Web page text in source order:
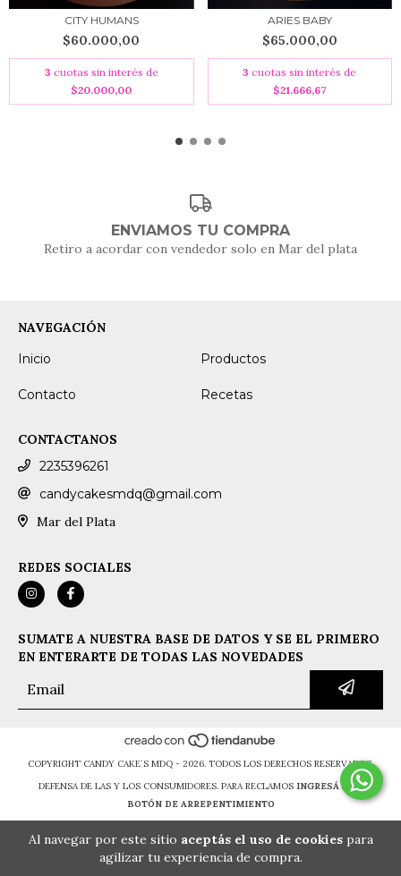
Al navegar por este sitio aceptás el uso de cookiespara
agilizar tu experiencia de compra.
CITY HUMANS
$60.000,00
3 cuotas sin interés de
$20.000,00
ARIES BABY
$65.000,00
3 cuotas sin interés de
$21.666,67
ENVIAMOS TU COMPRA
Retiro a acordar con vendedor solo en Mar del plata
NAVEGACIÓN
Inicio
Productos
Contacto Recetas
CONTACTANOS
2235396261
candycakesmdq@gmail.com
Mar del Plata
REDES SOCIALES
SUMATE A NUESTRA BASE DE DATOS Y SE EL PRIMERO
EN ENTERARTE DE TODAS LAS NOVEDADES
COPYRIGHT CANDY CAKE´S MDQ - 2026. TODOS LOS DERECHOS RESERVADOS.
DEFENSA DE LAS Y LOS CONSUMIDORES. PARA RECLAMOS INGRESÁ ACÁ.
BOTÓN DE ARREPENTIMIENTO